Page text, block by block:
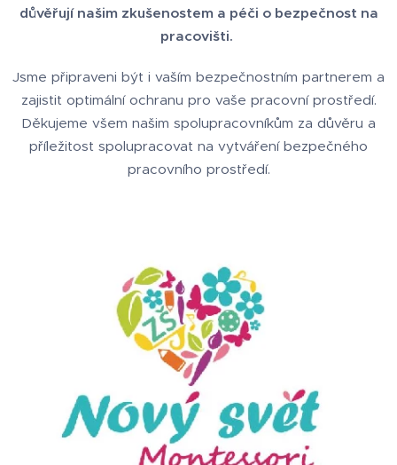
důvěřují našim zkušenostem a péči o bezpečnost na
pracovišti.
Jsme připraveni být i vaším bezpečnostním partnerem a
zajistit optimální ochranu pro vaše pracovní prostředí.
Děkujeme všem našim spolupracovníkům za důvěru a
příležitost spolupracovat na vytváření bezpečného
pracovního prostředí.